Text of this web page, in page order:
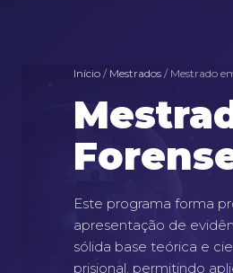
Início / Mestrados / Mestrado
Este programa forma
apresentação de
sólida base teórica e
prisional, permitindo